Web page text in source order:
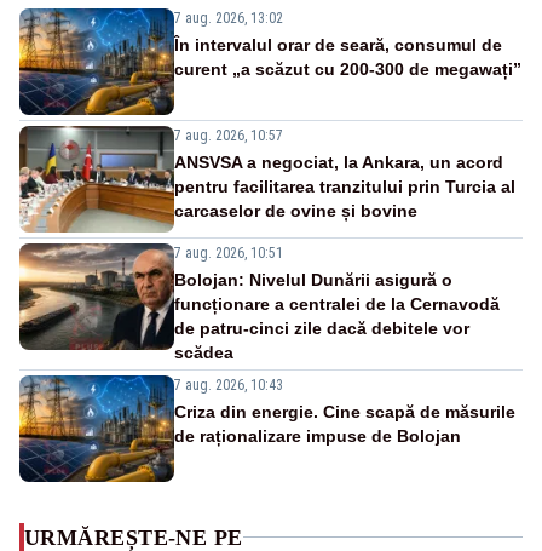
7 aug. 2026, 13:02
În intervalul orar de seară, consumul de
curent „a scăzut cu 200-300 de megawați”
7 aug. 2026, 10:57
ANSVSA a negociat, la Ankara, un acord
pentru facilitarea tranzitului prin Turcia al
carcaselor de ovine și bovine
7 aug. 2026, 10:51
Bolojan: Nivelul Dunării asigură o
funcționare a centralei de la Cernavodă
de patru-cinci zile dacă debitele vor
scădea
7 aug. 2026, 10:43
Criza din energie. Cine scapă de măsurile
de raționalizare impuse de Bolojan
URMĂREȘTE-NE PE